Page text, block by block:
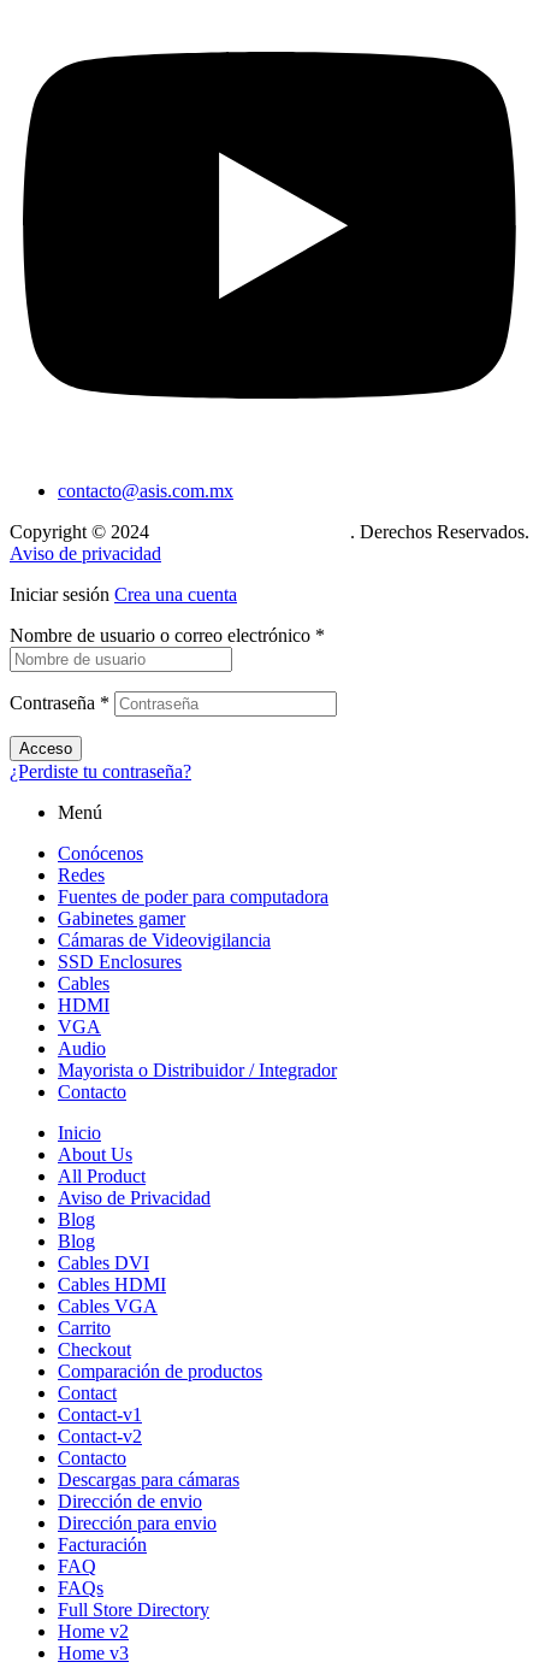
contacto@asis.com.mx
Copyright © 2024
. Derechos Reservados.
Aviso de privacidad
Iniciar sesión Crea una cuenta
Nombre de usuario o correo electrónico *
Contraseña *
Acceso
¿Perdiste tu contraseña?
Menú
Conócenos
Redes
Fuentes de poder para computadora
Gabinetes gamer
Cámaras de Videovigilancia
SSD Enclosures
Cables
HDMI
VGA
Audio
Mayorista o Distribuidor / Integrador
Contacto
Inicio
About Us
All Product
Aviso de Privacidad
Blog
Blog
Cables DVI
Cables HDMI
Cables VGA
Carrito
Checkout
Comparación de productos
Contact
Contact-v1
Contact-v2
Contacto
Descargas para cámaras
Dirección de envio
Dirección para envio
Facturación
FAQ
FAQs
Full Store Directory
Home v2
Home v3